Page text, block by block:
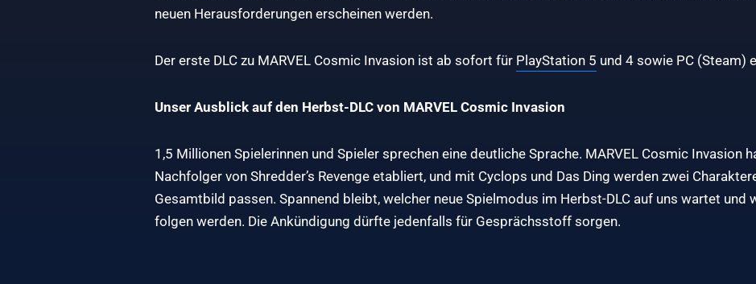
neuen Herausforderungen erscheinen werden.
Der erste DLC zu MARVEL Cosmic Invasion ist ab sofort für PlayStation 5 und 4 sowie PC (Steam)
Unser Ausblick auf den Herbst-DLC von MARVEL Cosmic Invasion
1,5 Millionen Spielerinnen und Spieler sprechen eine deutliche Sprache. MARVEL Cosmic Invasion
Nachfolger von Shredder’s Revenge etabliert, und mit Cyclops und Das Ding werden zwei
Gesamtbild passen. Spannend bleibt, welcher neue Spielmodus im Herbst-DLC auf uns wartet und
folgen werden. Die Ankündigung dürfte jedenfalls für Gesprächsstoff sorgen.